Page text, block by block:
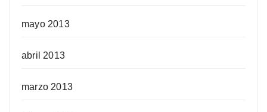
mayo 2013
abril 2013
marzo 2013